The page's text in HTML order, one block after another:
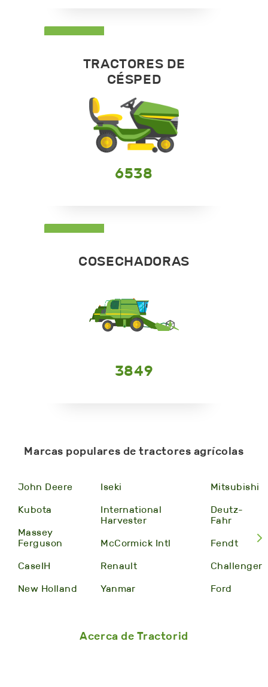
TRACTORES DE
CÉSPED
6538
COSECHADORAS
3849
Marcas populares de tractores agrícolas
John Deere
Kubota
Massey
Ferguson
CaseIH
New Holland
Iseki
International
Harvester
McCormick Intl
Renault
Yanmar
Mitsubishi
Deutz-
Fahr
Fendt
Challenger
Ford
Acerca de Tractorid